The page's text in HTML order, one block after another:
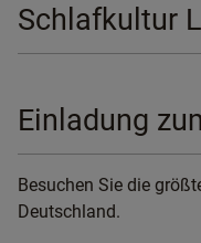
Schlafkultur
Einladung
Besuchen Sie die
Deutschland.